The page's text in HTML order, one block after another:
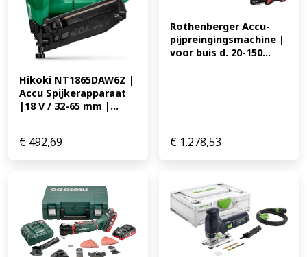
Hikoki NT1865DAW6Z |
Accu Spijkerapparaat
|18 V / 32-65 mm |...
€ 492,69
Rothenberger Accu-
pijpreingingsmachine |
voor buis d. 20-150...
€ 1.278,53